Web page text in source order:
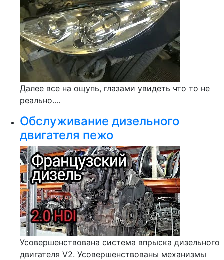
Далее все на ощупь, глазами увидеть что то не
реально....
Обслуживание дизельного
двигателя пежо
Усовершенствована система впрыска дизельного
двигателя V2. Усовершенствованы механизмы